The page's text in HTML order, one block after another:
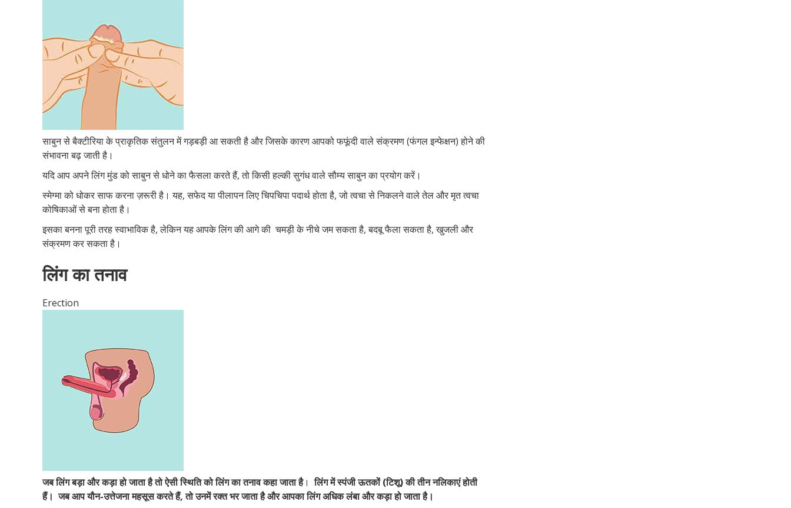
साबुन से बैक्टीरिया के प्राकृतिक संतुलन में गड़बड़ी आ सकती है और जिसके कारण आपको फफूंदी वाले संक्रमण (फंगल इन्फेक्षन) होने की
संभावना बढ़ जाती है।
यदि आप अपने लिंग मुंड को साबुन से धोने का फैसला करते हैं, तो किसी हल्की सुगंध वाले सौम्य साबुन का प्रयोग करें।
स्मेग्मा को धोकर साफ करना ज़रूरी है। यह, सफेद या पीलापन लिए चिपचिपा पदार्थ होता है, जो त्वचा से निकलने वाले तेल और मृत त्वचा
कोषिकाओं से बना होता है।
इसका बनना पूरी तरह स्वाभाविक है, लेकिन यह आपके लिंग की आगे की चमड़ी के नीचे जम सकता है, बदबू फैला सकता है, खुजली और
संक्रमण कर सकता है।
लिंग का तनाव
Erection
जब लिंग बड़ा और कड़ा हो जाता है तो ऐसी स्थिति को लिंग का तनाव कहा जाता है।लिंग में स्पंजी ऊतकों (टिशू) की तीन नलिकाएं होती
हैं। जब आप यौन-उत्तेजना महसूस करते हैं, तो उनमें रक्त भर जाता है और आपका लिंग अधिक लंबा और कड़ा हो जाता है।